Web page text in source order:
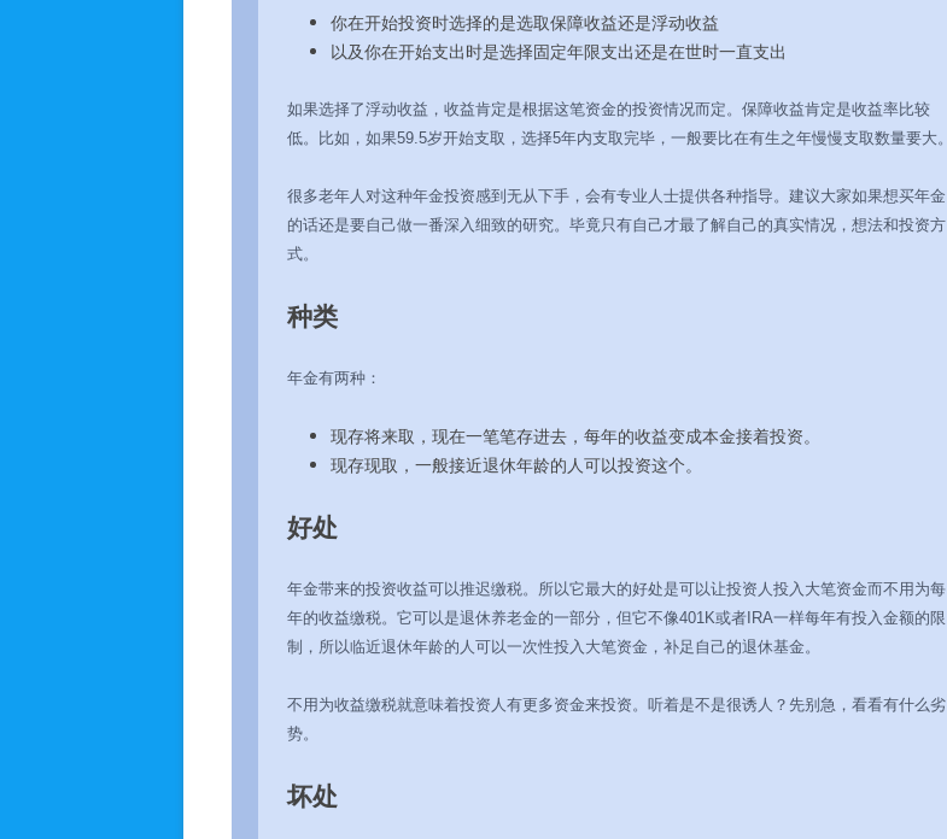
你在开始投资时选择的是选取保障收益还是浮动收益
以及你在开始支出时是选择固定年限支出还是在世时一直支出
如果选择了浮动收益，收益肯定是根据这笔资金的投资情况而定。保障收益肯定是收益率比较
低。比如，如果59.5岁开始支取，选择5年内支取完毕，一般要比在有生之年慢慢支取数量要大。
很多老年人对这种年金投资感到无从下手，会有专业人士提供各种指导。建议大家如果想买年金
的话还是要自己做一番深入细致的研究。毕竟只有自己才最了解自己的真实情况，想法和投资方
式。
种类
年金有两种：
现存将来取，现在一笔笔存进去，每年的收益变成本金接着投资。
现存现取，一般接近退休年龄的人可以投资这个。
好处
年金带来的投资收益可以推迟缴税。所以它最大的好处是可以让投资人投入大笔资金而不用为每
年的收益缴税。它可以是退休养老金的一部分，但它不像401K或者IRA一样每年有投入金额的限
制，所以临近退休年龄的人可以一次性投入大笔资金，补足自己的退休基金。
不用为收益缴税就意味着投资人有更多资金来投资。听着是不是很诱人？先别急，看看有什么劣
势。
坏处